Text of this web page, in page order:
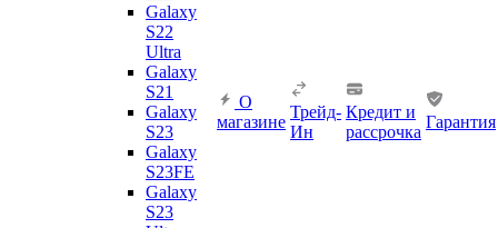
Galaxy
S22
Ultra
Galaxy
S21
Galaxy
S23
Galaxy
S23FE
Galaxy
S23
О
магазине
Трейд-
Ин
Кредит и
рассрочка
Гарантия